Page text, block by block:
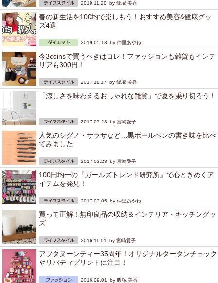
2019.11.20 by 飯塚 美香
春の新生活を100均で楽しもう！おすすめ美容&健康グッ
ズ4選
2019.05.13 by 仲里あやね
今3coinsで買うべきはコレ！ファッションも雑貨もインテ
リアも300円！
2017.11.17 by 飯塚 美香
「涼しさを味わえるおしゃれな雑貨」で夏を乗り切ろう！
2017.07.23 by 宮崎愛子
人気のシグノ・サラサなど…黒ボールペンの書き味を比べ
てみました
2017.03.28 by 宮崎愛子
100円均一の『ガールズトレンド研究所』で心ときめくア
イテムを発見！
2017.03.05 by 仲里あやね
買って正解！無印良品の収納＆インテリア・キッチングッ
ズ
2016.11.01 by 宮崎愛子
アフタヌーンティー35周年！オリジナルタータンチェック
やリバティプリントに注目！
2016.09.01 by 飯塚 美香